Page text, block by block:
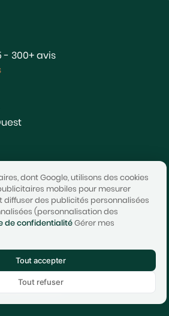
- 300+ avis
| Tech & Website powered byAvest
Confidentialité
dont Google, utilisons des cookies
mobiles pour mesurer
diffuser des publicités personnalisées
(personnalisation des
de confidentialitéGérer mes
Tout accepter
Tout refuser